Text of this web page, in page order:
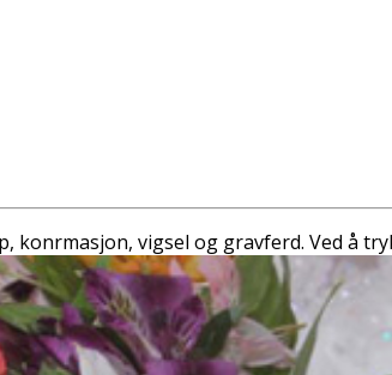
konfirmasjon, vigsel og gravferd. Ved å